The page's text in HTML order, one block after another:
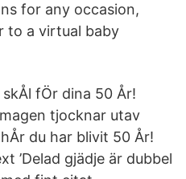
for any occasion,
to a virtual baby
fÖr dina 50 År!
tjocknar utav
du har blivit 50 År!
’Delad gjädje är dubbel